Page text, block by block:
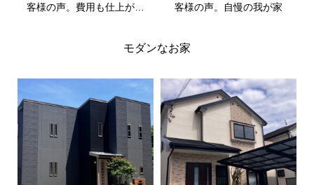
客様の声。費用も仕上がり
客様の声。自慢の我が家
モダンなお家